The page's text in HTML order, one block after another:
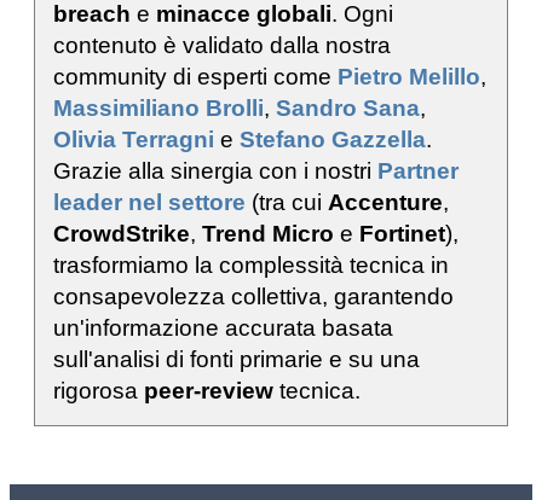
breach e minacce globali. Ogni
contenuto è validato dalla nostra
community di esperti come Pietro Melillo,
Massimiliano Brolli, Sandro Sana,
Olivia Terragni e Stefano Gazzella.
Grazie alla sinergia con i nostri Partner
leader nel settore (tra cui Accenture,
CrowdStrike, Trend Micro e Fortinet),
trasformiamo la complessità tecnica in
consapevolezza collettiva, garantendo
un'informazione accurata basata
sull'analisi di fonti primarie e su una
rigorosa peer-review tecnica.